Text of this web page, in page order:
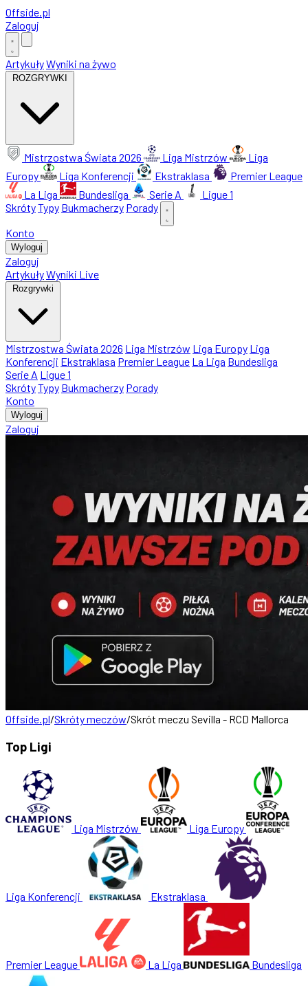
Offside.pl
Zaloguj
ArtykułyWyniki na żywo
ROZGRYWKI
Mistrzostwa Świata 2026 Liga Mistrzów
Liga
Europy
Liga Konferencji Ekstraklasa
Premier League
La Liga
Bundesliga Serie A
Ligue 1
SkrótyTypy Bukmacherzy Porady
Konto
Wyloguj
Zaloguj
ArtykułyWyniki Live
Rozgrywki
Mistrzostwa Świata 2026 Liga Mistrzów Liga Europy Liga
Konferencji Ekstraklasa Premier League La Liga Bundesliga
Serie A Ligue 1
SkrótyTypy Bukmacherzy Porady
Konto
Wyloguj
Zaloguj
Offside.pl/Skróty meczów/Skrót meczu Sevilla - RCD Mallorca
Top Ligi
Liga Mistrzów Liga Europy
Liga Konferencji Ekstraklasa
Premier League La Liga Bundesliga